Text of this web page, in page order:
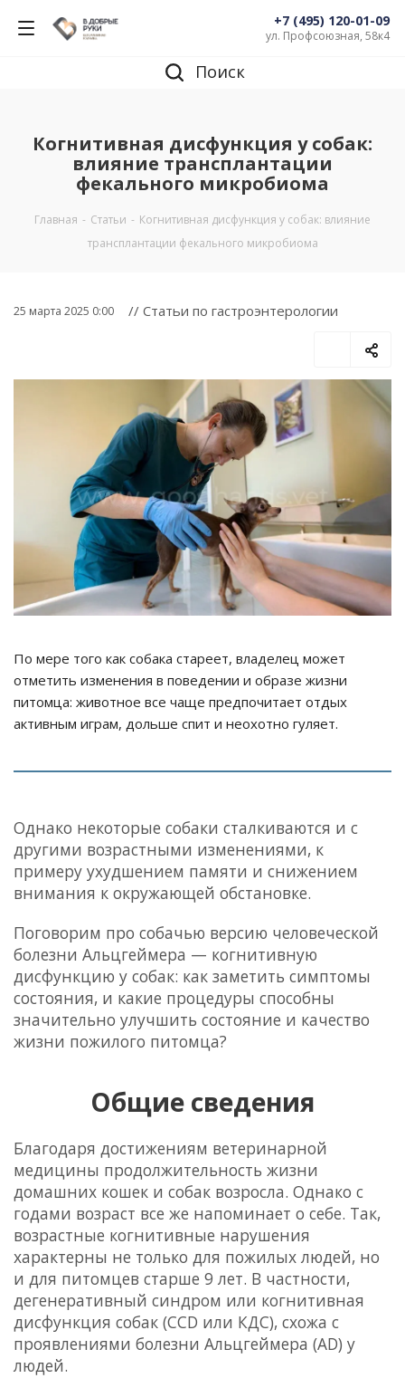
+7 (495) 120-01-09
ул. Профсоюзная, 58к4
Поиск
Когнитивная дисфункция у собак:
влияние трансплантации
фекального микробиома
Главная - Статьи - Когнитивная дисфункция у собак: влияние
трансплантации фекального микробиома
25 марта 2025 0:00 // Статьи по гастроэнтерологии
По мере того как собака стареет, владелец может
отметить изменения в поведении и образе жизни
питомца: животное все чаще предпочитает отдых
активным играм, дольше спит и неохотно гуляет.
Однако некоторые собаки сталкиваются и с
другими возрастными изменениями, к
примеру ухудшением памяти и снижением
внимания к окружающей обстановке.
Поговорим про собачью версию человеческой
болезни Альцгеймера — когнитивную
дисфункцию у собак: как заметить симптомы
состояния, и какие процедуры способны
значительно улучшить состояние и качество
жизни пожилого питомца?
Общие сведения
Благодаря достижениям ветеринарной
медицины продолжительность жизни
домашних кошек и собак возросла. Однако с
годами возраст все же напоминает о себе. Так,
возрастные когнитивные нарушения
характерны не только для пожилых людей, но
и для питомцев старше 9 лет. В частности,
дегенеративный синдром или когнитивная
дисфункция собак (CCD или КДС), схожа с
проявлениями болезни Альцгеймера (AD) у
людей.